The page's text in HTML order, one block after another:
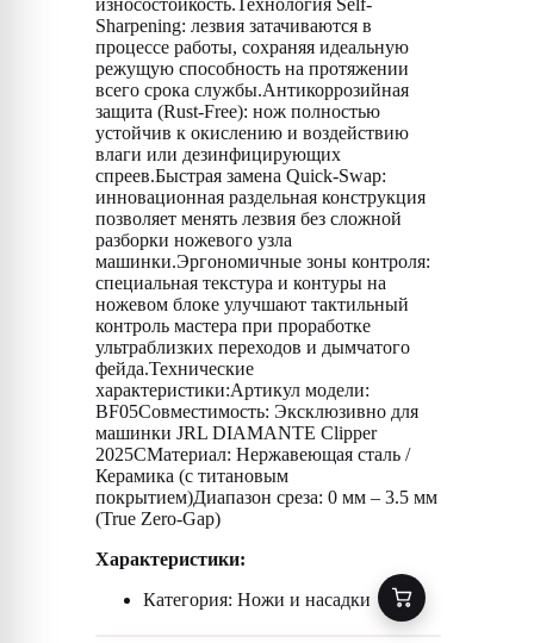
Sharpening: лезвия затачиваются в
процессе работы, сохраняя идеальную
режущую способность на протяжении
всего срока службы.Антикоррозийная
защита (Rust-Free): нож полностью
устойчив к окислению и воздействию
влаги или дезинфицирующих
спреев.Быстрая замена Quick-Swap:
инновационная раздельная конструкция
позволяет менять лезвия без сложной
разборки ножевого узла
машинки.Эргономичные зоны контроля:
специальная текстура и контуры на
ножевом блоке улучшают тактильный
контроль мастера при проработке
ультраблизких переходов и дымчатого
фейда.Технические
характеристики:Артикул модели:
BF05Совместимость: Эксклюзивно для
машинки JRL DIAMANTE Clipper
2025CМатериал: Нержавеющая сталь /
Керамика (с титановым
покрытием)Диапазон среза: 0 мм – 3.5 мм
(True Zero-Gap)
Характеристики:
Категория: Ножи и насадки